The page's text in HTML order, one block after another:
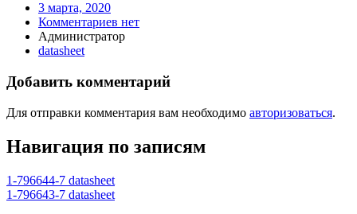
3 марта, 2020
Комментариев нет
Администратор
datasheet
Добавить комментарий
Для отправки комментария вам необходимо авторизоваться.
Навигация по записям
1-796644-7 datasheet
1-796643-7 datasheet